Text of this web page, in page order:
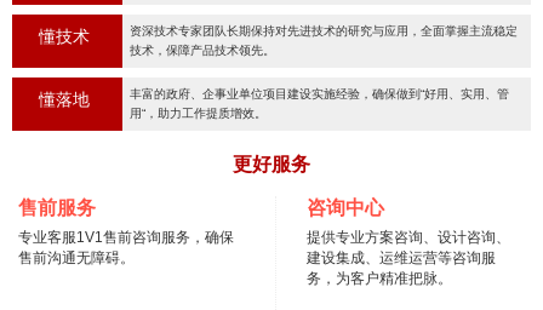
懂技术
资深技术专家团队长期保持对先进技术的研究与应用，全面掌握主流稳定
技术，保障产品技术领先。
懂落地
丰富的政府、企事业单位项目建设实施经验，确保做到“好用、实用、管
用“，助力工作提质增效。
更好服务
售前服务
专业客服1V1售前咨询服务，确保
售前沟通无障碍。
咨询中心
提供专业方案咨询、设计咨询、
建设集成、运维运营等咨询服
务，为客户精准把脉。